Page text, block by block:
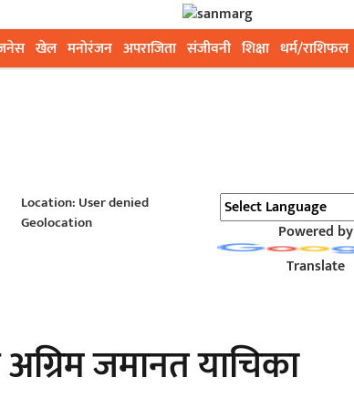
खेल मनोरंजन अपराजिता संजीवनी शिक्षा धर्म/राशिफल
Location: User denied
Geolocation
Powered by
Translate
जमानत याचिका